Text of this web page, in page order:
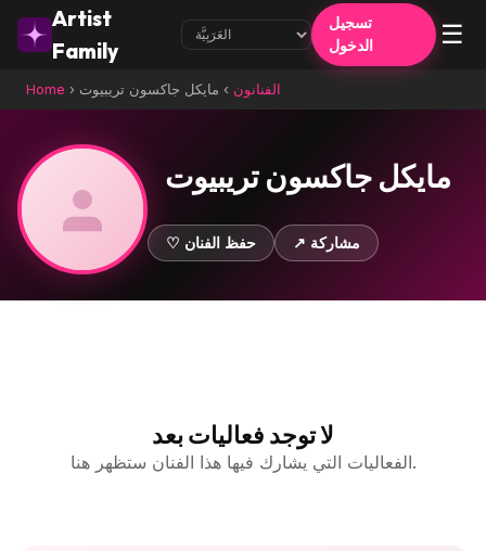
Artist
Family
تسجيل
الدخول
☰
Home › الفنانون › مايكل جاكسون تريبيوت
مايكل جاكسون تريبيوت
♡ حفظ الفنان ↗ مشاركة
لا توجد فعاليات بعد
الفعاليات التي يشارك فيها هذا الفنان ستظهر هنا.